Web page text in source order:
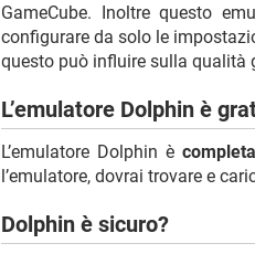
GameCube. Inoltre questo
configurare da solo le
questo può influire sulla qualità
L’emulatore Dolphin è
L’emulatore Dolphin è
l’emulatore, dovrai trovare e
Dolphin è sicuro?